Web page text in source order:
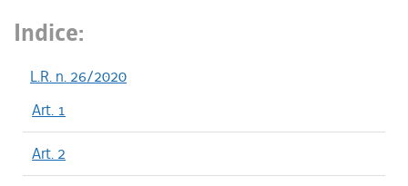
Indice:
L.R. n. 26/2020
Art. 1
Art. 2